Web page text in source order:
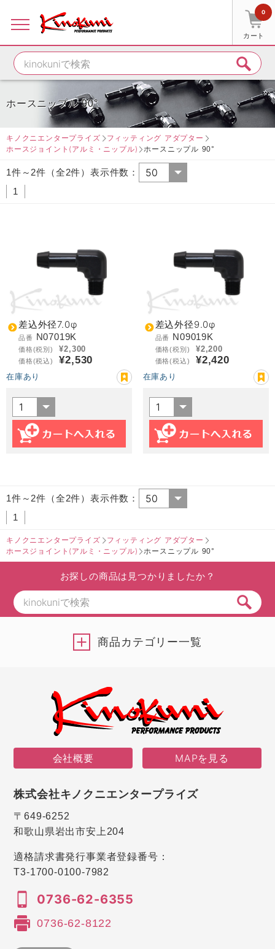
カート
0
ホースニップル 90°
キノクニエンタープライズ
フィッティング アダプター
ホースジョイント(アルミ・ニップル)
ホースニップル 90°
1件～2件（全2件）表示件数：
1
差込外径7.0φ
品番 N07019K
価格(税別) ¥2,300
価格(税込) ¥2,530
在庫あり
差込外径9.0φ
品番 N09019K
価格(税別) ¥2,200
価格(税込) ¥2,420
在庫あり
1件～2件（全2件）表示件数：
1
キノクニエンタープライズ
フィッティング アダプター
ホースジョイント(アルミ・ニップル)
ホースニップル 90°
お探しの商品は見つかりましたか？
商品カテゴリー一覧
会社概要 MAPを見る
株式会社キノクニエンタープライズ
〒649-6252
和歌山県岩出市安上204
適格請求書発行事業者登録番号：
T3-1700-0100-7982
0736-62-6355
0736-62-8122